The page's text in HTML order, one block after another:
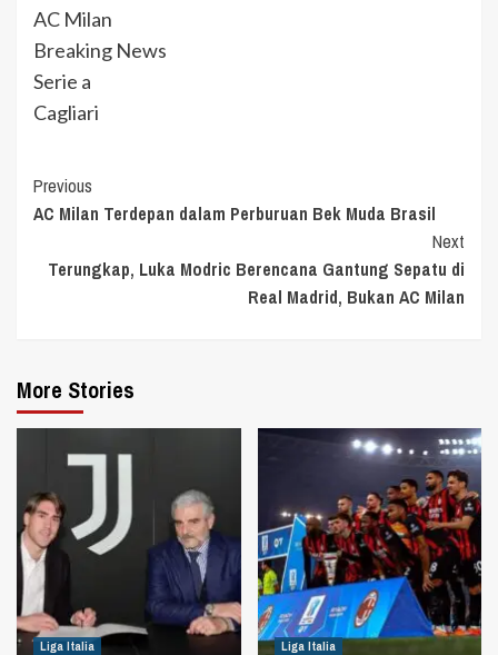
AC Milan
Breaking News
Serie a
Cagliari
Continue
Reading
Previous
AC Milan Terdepan dalam Perburuan Bek Muda Brasil
Next
Terungkap, Luka Modric Berencana Gantung Sepatu di
Real Madrid, Bukan AC Milan
More Stories
Liga Italia Liga Italia